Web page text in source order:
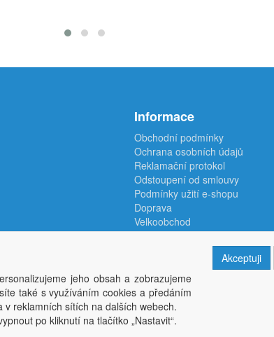
Informace
Obchodní podmínky
Ochrana osobních údajů
Reklamační protokol
Odstoupení od smlouvy
Podmínky užití e-shopu
Doprava
Velkoobchod
Kontakt
Nastavení soukromí
by ABRA E-shop
jeho obsah a zobrazujeme
také s využíváním cookies a předáním
reklamních sítích na dalších webech.
po kliknutí na tlačítko „Nastavit“.
Akceptuji